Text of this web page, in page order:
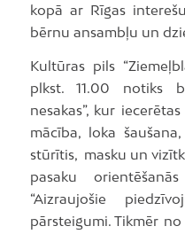
kopā ar Rīgas
bērnu ansambļu un
Kultūras pils
plkst. 11.00 notiks
nesakas”, kur
mācība, loka
stūrītis, masku un
pasaku
“Aizraujošie
pārsteigumi. Tikmēr